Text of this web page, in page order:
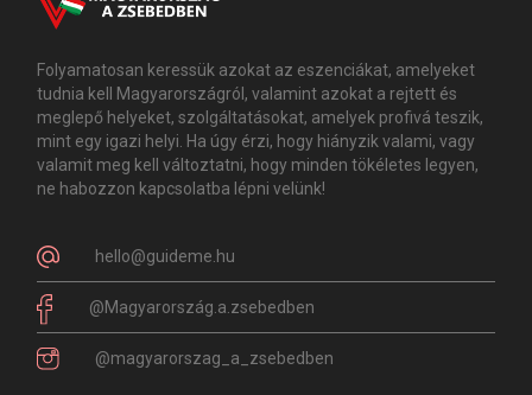
Folyamatosan keressük azokat az eszenciákat, amelyeket
tudnia kell Magyarországról, valamint azokat a rejtett és
meglepő helyeket, szolgáltatásokat, amelyek profivá teszik,
mint egy igazi helyi. Ha úgy érzi, hogy hiányzik valami, vagy
valamit meg kell változtatni, hogy minden tökéletes legyen,
ne habozzon kapcsolatba lépni velünk!
hello@guideme.hu
@Magyarország.a.zsebedben
@magyarorszag_a_zsebedben